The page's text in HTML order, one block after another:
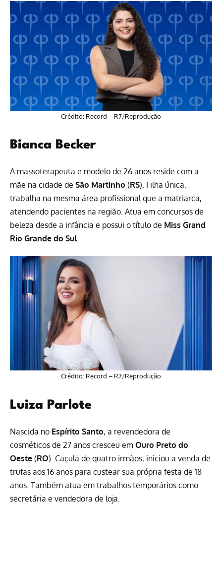
Crédito: Record – R7/Reprodução
Bianca Becker
A massoterapeuta e modelo de 26 anos reside com a
mãe na cidade de São Martinho (RS). Filha única,
trabalha na mesma área profissional que a matriarca,
atendendo pacientes na região. Atua em concursos de
beleza desde a infância e possui o título de Miss Grand
Rio Grande do Sul.
Crédito: Record – R7/Reprodução
Luiza Parlote
Nascida no Espírito Santo, a revendedora de
cosméticos de 27 anos cresceu em Ouro Preto do
Oeste (RO). Caçula de quatro irmãos, iniciou a venda de
trufas aos 16 anos para custear sua própria festa de 18
anos. Também atua em trabalhos temporários como
secretária e vendedora de loja.